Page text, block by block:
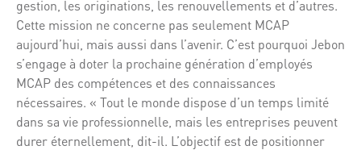
gestion, les originations, les renouvellements et d’autres.
Cette mission ne concerne pas seulement MCAP
aujourd’hui, mais aussi dans l’avenir. C’est pourquoi Jebon
s’engage à doter la prochaine génération d’employés
MCAP des compétences et des connaissances
nécessaires. « Tout le monde dispose d’un temps limité
dans sa vie professionnelle, mais les entreprises peuvent
durer éternellement, dit-il. L’objectif est de positionner